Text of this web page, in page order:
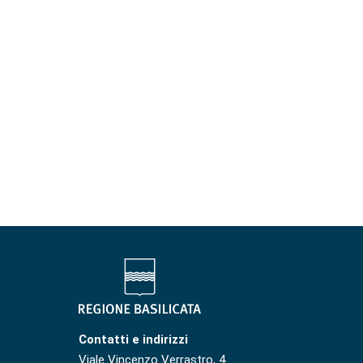
Contatti e indirizzi
Viale Vincenzo Verrastro, 4